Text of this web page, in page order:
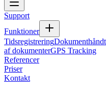
Support
Funktioner
Tidsregistrering
af dokumenterGPS Tracking
Referencer
Priser
Kontakt